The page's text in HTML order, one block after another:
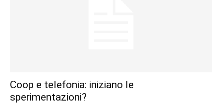
Coop e telefonia: iniziano le
sperimentazioni?